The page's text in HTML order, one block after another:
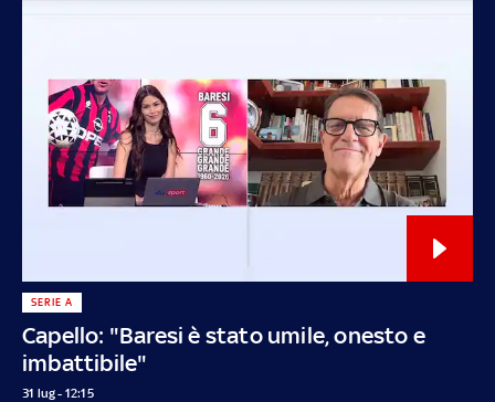
Capello: "Baresi è stato umile, onesto e
imbattibile"
SERIE A
31 lug - 12:15